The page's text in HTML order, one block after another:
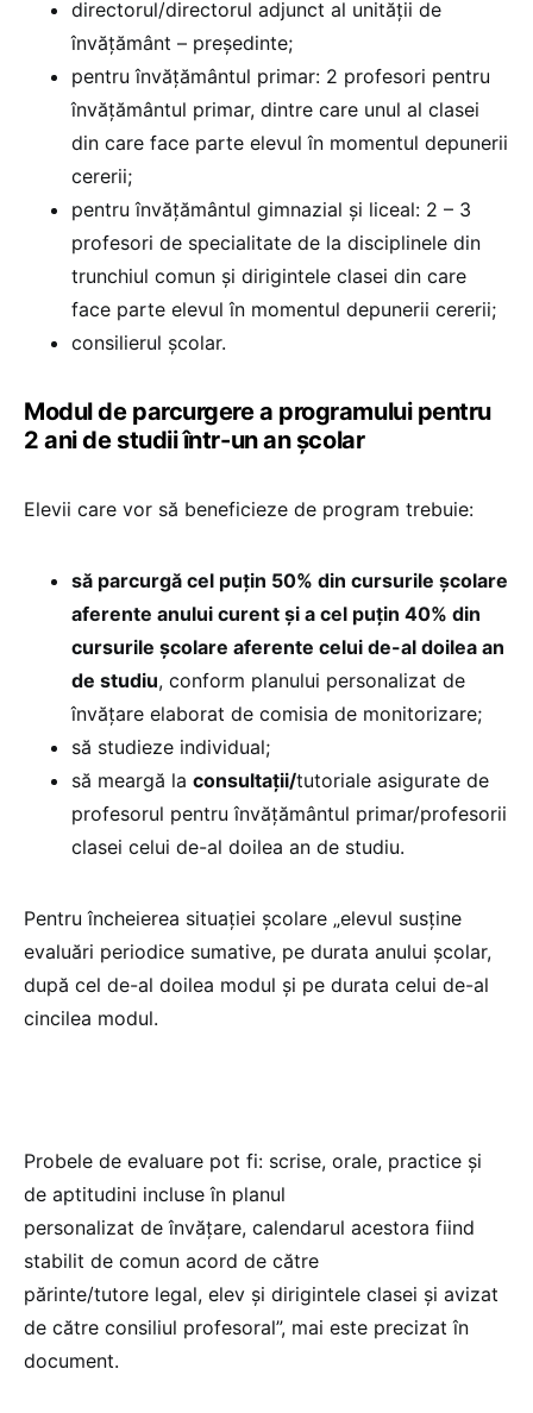
directorul/directorul adjunct al unităţii de
învăţământ – preşedinte;
pentru învăţământul primar: 2 profesori pentru
învăţământul primar, dintre care unul al clasei
din care face parte elevul în momentul depunerii
cererii;
pentru învăţământul gimnazial şi liceal: 2 – 3
profesori de specialitate de la disciplinele din
trunchiul comun şi dirigintele clasei din care
face parte elevul în momentul depunerii cererii;
consilierul şcolar.
Modul de parcurgere a programului pentru
2 ani de studii într-un an școlar
Elevii care vor să beneficieze de program trebuie:
să parcurgă cel puţin 50% din cursurile şcolare
aferente anului curent şi a cel puţin 40% din
cursurile şcolare aferente celui de-al doilea an
de studiu, conform planului personalizat de
învățare elaborat de comisia de monitorizare;
să studieze individual;
să meargă la consultaţii/tutoriale asigurate de
profesorul pentru învăţământul primar/profesorii
clasei celui de-al doilea an de studiu.
Pentru încheierea situației școlare „elevul susține
evaluări periodice sumative, pe durata anului școlar,
după cel de-al doilea modul și pe durata celui de-al
cincilea modul.
Probele de evaluare pot fi: scrise, orale, practice şi
de aptitudini incluse în planul
personalizat de învățare, calendarul acestora fiind
stabilit de comun acord de către
părinte/tutore legal, elev şi dirigintele clasei şi avizat
de către consiliul profesoral”, mai este precizat în
document.